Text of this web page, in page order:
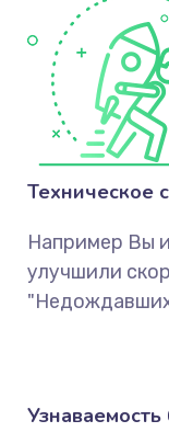
Техническое
Например Вы
улучшили